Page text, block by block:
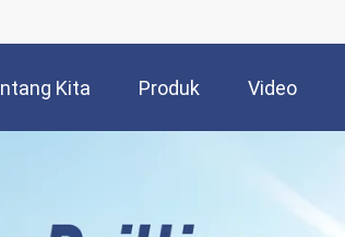
Kita Produk Video